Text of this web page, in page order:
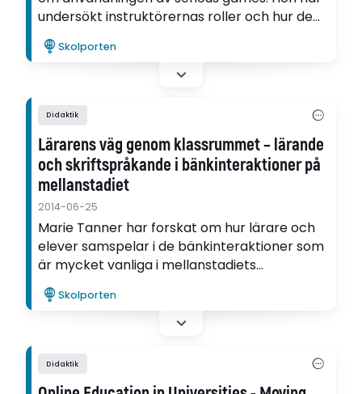
undersökt instruktörernas roller och hur de
kan underlättas inom en lärarledd
spelbaserad träningsmiljö.
Skolporten
Didaktik
Lärarens väg genom klassrummet – lärande
och skriftspråkande i bänkinteraktioner på
mellanstadiet
2014-06-25
Marie Tanner har forskat om hur lärare och
elever samspelar i de bänkinteraktioner som
är mycket vanliga i mellanstadiets
undervisning.
Skolporten
Didaktik